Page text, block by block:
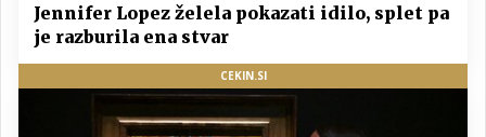
Jennifer Lopez želela pokazati idilo, splet pa
je razburila ena stvar
CEKIN.SI